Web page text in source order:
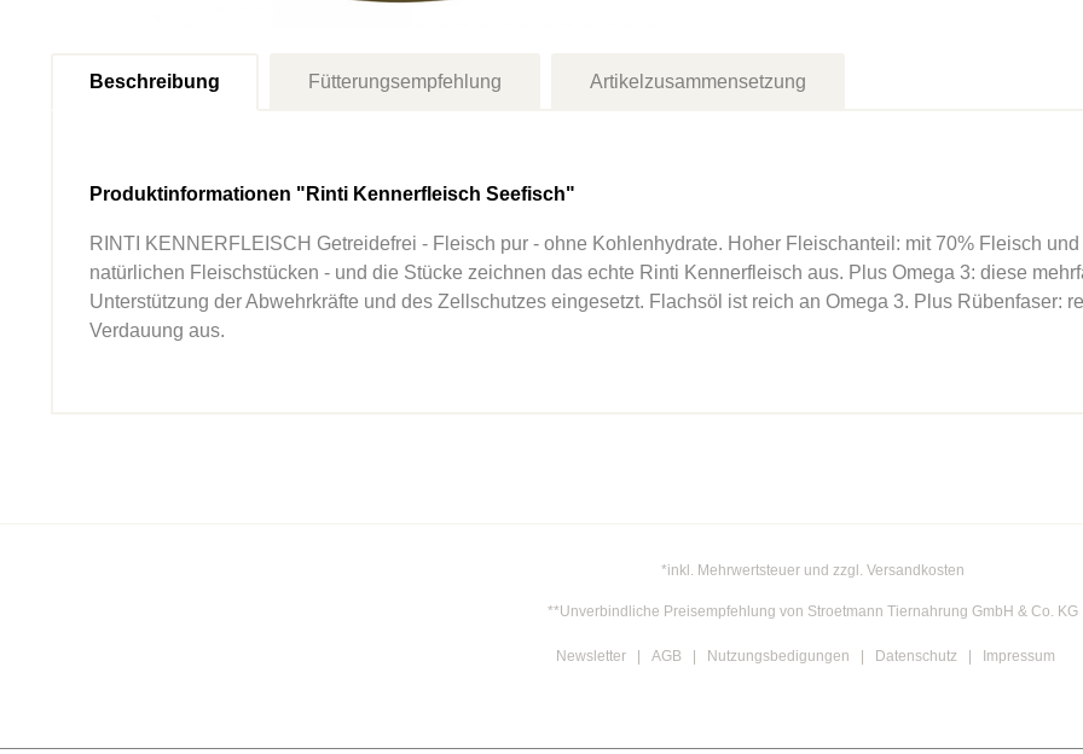
Beschreibung Fütterungsempfehlung Artikelzusammensetzung
Produktinformationen "Rinti Kennerfleisch Seefisch"
RINTI KENNERFLEISCH Getreidefrei - Fleisch pur - ohne Kohlenhydrate. Hoher Fleischanteil: mit 70% Fleisch
natürlichen Fleischstücken - und die Stücke zeichnen das echte Rinti Kennerfleisch aus. Plus Omega 3: diese
Unterstützung der Abwehrkräfte und des Zellschutzes eingesetzt. Flachsöl ist reich an Omega 3. Plus Rübenfaser:
Verdauung aus.
*inkl. Mehrwertsteuer und zzgl. Versandkosten
**Unverbindliche Preisempfehlung von Stroetmann Tiernahrung GmbH & Co. KG
Newsletter AGB Nutzungsbedigungen Datenschutz Impressum